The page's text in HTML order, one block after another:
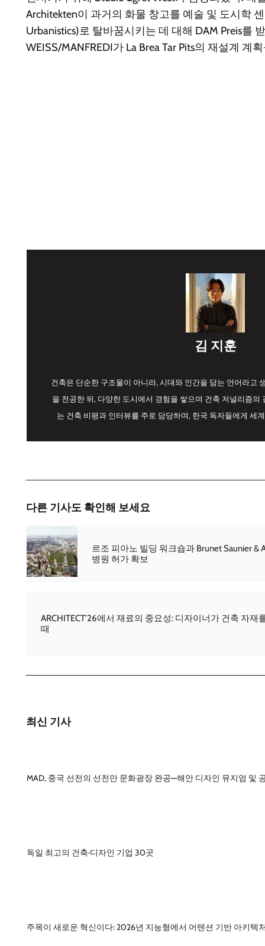
Architekten이 과거의 화물 창고를 예술 및 도시학
Urbanistics)로 탈바꿈시키는 데 대해 DAM Preis를
WEISS/MANFREDI가 La Brea Tar Pits의 재설계 계
김 지훈
건축은 단순한 구조물이 아니라, 시대와 인간을 담는 언어라고
을 전공한 뒤, 다양한 도시에서 경험을 쌓으며 건축 저널리즘의
는 건축 비평과 인터뷰를 주로 담당하며, 한국 독자들에게 세
다른 기사도 확인해 보세요
르조 피아노 빌딩 워크숍과 Brunet Saunier &
병원 허가 확보
ARCHITECT’26에서 재료의 중요성: 디자이너가 건축 자재
때
최신 기사
MAD, 중국 선전의 선전만 문화광장 완공—해안 디자인 뮤지엄 및
독일 최고의 건축·디자인 기업 30곳
주목이 새로운 혁신이다: 2026년 지능형에서 어텐션 기반 아키텍